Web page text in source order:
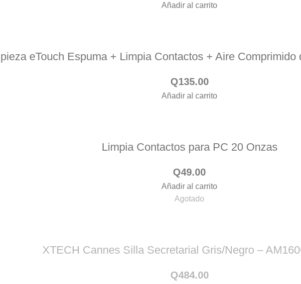
Añadir al carrito
eTouch Espuma + Limpia Contactos + Aire Comprimido
Q135.00
Añadir al carrito
Limpia Contactos para PC 20 Onzas
Q49.00
Añadir al carrito
Agotado
XTECH Cannes Silla Secretarial Gris/Negro –
Q484.00